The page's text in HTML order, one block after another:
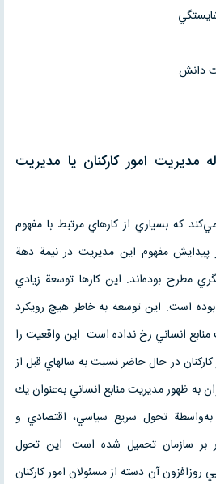
دانش
مدیریت امور کارکنان یا مدیریت
كه بسياري از كارهاي مرتبط با مفهوم
پيدايش مفهوم اين مديريت در نيمة دهة
مطرح بوده‌اند. اين كارها توسعة زيادي
بوده است. اين توسعه به خاطر هيچ رويكرد
منابع انساني رخ نداده است. اين واقعيت را
در حال حاضر نسبت به سالهاي قبل از
به ظهور مديريت منابع انساني به‌عنوان يك
تحول سريع سياسي، اقتصادي و
سازمان تحميل شده است. اين تحول
آن دسته از مسئولان امور كاركنان